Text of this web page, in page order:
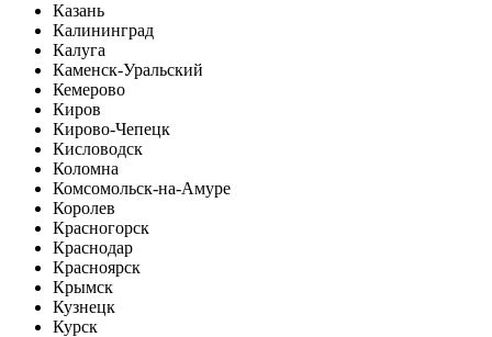
Казань
Калининград
Калуга
Каменск-Уральский
Кемерово
Киров
Кирово-Чепецк
Кисловодск
Коломна
Комсомольск-на-Амуре
Королев
Красногорск
Краснодар
Красноярск
Крымск
Кузнецк
Курск